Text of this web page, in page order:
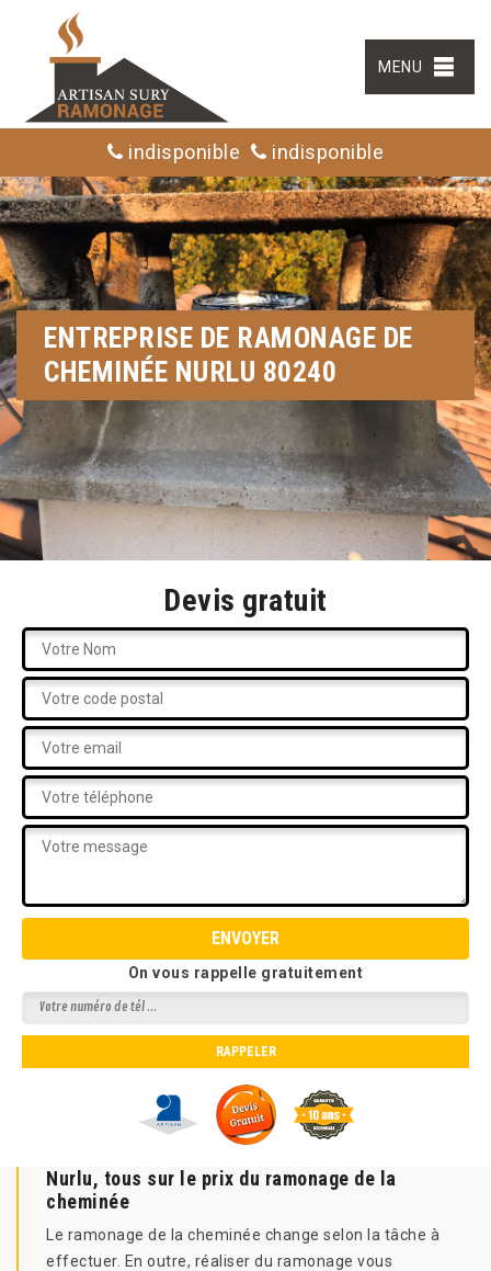
MENU
indisponible indisponible
ENTREPRISE DE RAMONAGE DE
CHEMINÉE NURLU 80240
Devis gratuit
On vous rappelle gratuitement
Nurlu, tous sur le prix du ramonage de la
cheminée
Le ramonage de la cheminée change selon la tâche à
effectuer. En outre, réaliser du ramonage vous